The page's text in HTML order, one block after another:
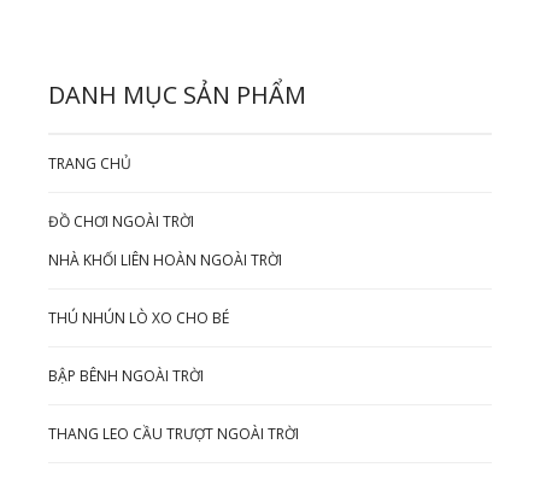
DANH MỤC SẢN PHẨM
TRANG CHỦ
ĐỒ CHƠI NGOÀI TRỜI
NHÀ KHỐI LIÊN HOÀN NGOÀI TRỜI
THÚ NHÚN LÒ XO CHO BÉ
BẬP BÊNH NGOÀI TRỜI
THANG LEO CẦU TRƯỢT NGOÀI TRỜI